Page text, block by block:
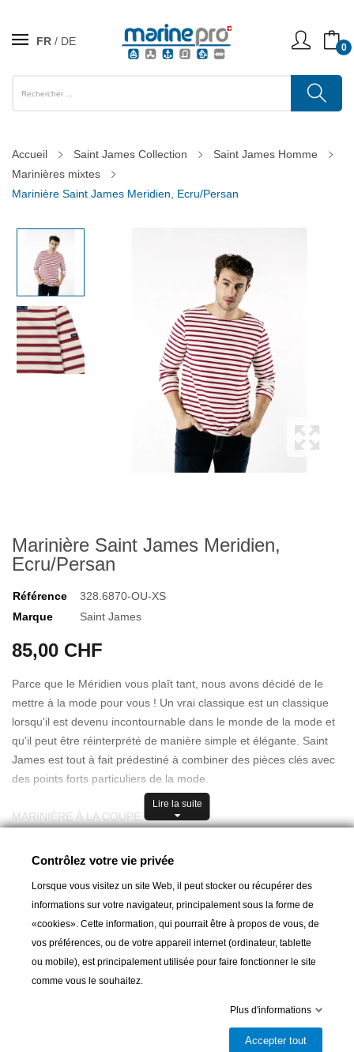
FR DE 0
Accueil Saint James Collection
Saint James Homme
Marinières mixtes
Marinière Saint James Meridien, Ecru/Persan
Marinière Saint James Meridien,
Ecru/Persan
Référence
328.6870-OU-XS
Marque
Saint James
85,00 CHF
Parce que le Méridien vous plaît tant, nous avons décidé de le
mettre à la mode pour vous ! Un vrai classique est un classique
lorsqu'il est devenu incontournable dans le monde de la mode et
qu'il peut être réinterprété de manière simple et élégante. Saint
James est tout à fait prédestiné à combiner des pièces clés avec
des points forts particuliers de la mode.
MARINIÈRE À LA COUPE ÉTROITE
restés jeunes une marinière à manches longues qui s'inspire des
les silhouettes élancées sont pleinement mises en valeur, car la
coupe est légèrement plus étroite. Le Méridien est doté d'une
encolure ronde et de bords plats à la taille. C'est ainsi qu'il est le
plus convaincant lorsqu'il est porté décontracté sur la taille et qu'il
rehausse avec assurance toutes les tenues de loisirs. Il est
légèrement plus long à la taille et aux manches. Pour une entrée
en scène digne d'un film, portez ce t-shirt avec un pantalon blanc
décontracté en lin, des espadrilles et un pull élégant,
négligemment enroulé sur l'épaule. La nouvelle envie de
Lire la suite
Guide des tailles
Ajouter au panier
Contrôlez votre vie privée
Lorsque vous visitez un site Web, il peut stocker ou récupérer des
informations sur votre navigateur, principalement sous la forme de
«cookies». Cette information, qui pourrait être à propos de vous, de
vos préférences, ou de votre appareil internet (ordinateur, tablette
ou mobile), est principalement utilisée pour faire fonctionner le site
comme vous le souhaitez.
Plus d'informations
Accepter tout